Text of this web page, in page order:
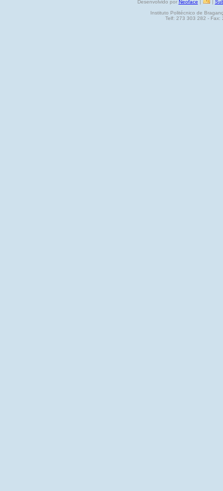
Desenvolvido por Neoface
Instituto Politécnico de
Telf: 273 303 282 - Fax: